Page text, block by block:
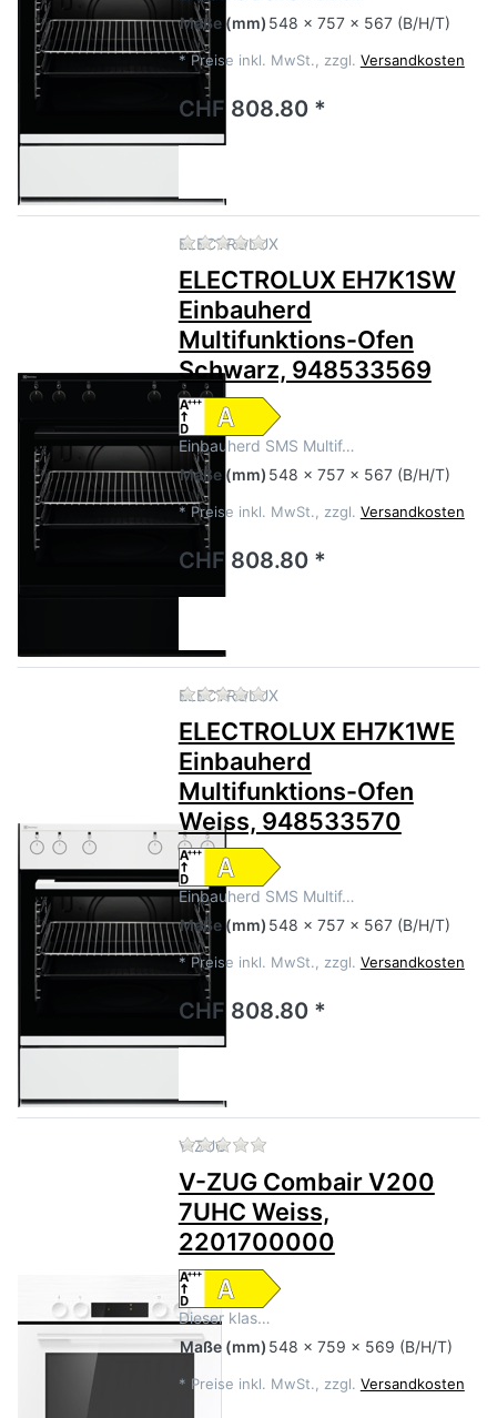
Maße (mm) 548 x 757 x 567 (B/H/T)
* Preise inkl. MwSt., zzgl. Versandkosten
CHF 808.80 *
ELECTROLUXZu diesem Produkt liegen
ELECTROLUX EH7K1SW
Einbauherd
Multifunktions-Ofen
Schwarz, 948533569
Einbauherd SMS Multif…
Maße (mm) 548 x 757 x 567 (B/H/T)
* Preise inkl. MwSt., zzgl. Versandkosten
CHF 808.80 *
ELECTROLUXZu diesem Produkt liegen
ELECTROLUX EH7K1WE
Einbauherd
Multifunktions-Ofen
Weiss, 948533570
Einbauherd SMS Multif…
Maße (mm) 548 x 757 x 567 (B/H/T)
* Preise inkl. MwSt., zzgl. Versandkosten
CHF 808.80 *
V-ZUG Zu diesem Produkt liegen
V-ZUG Combair V200
7UHC Weiss,
2201700000
Dieser klas…
Maße (mm) 548 x 759 x 569 (B/H/T)
* Preise inkl. MwSt., zzgl. Versandkosten